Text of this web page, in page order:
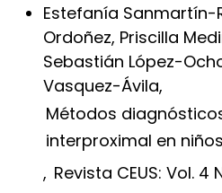
Estefanía Sanmartín-
Ordoñez, Priscilla
Sebastián López-
Vasquez-Ávila,
Métodos
interproximal en niños
, Revista CEUS: Vol. 4